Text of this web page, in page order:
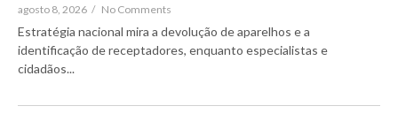
agosto 8, 2026 / No Comments
Estratégia nacional mira a devolução de aparelhos e a
identificação de receptadores, enquanto especialistas e
cidadãos...